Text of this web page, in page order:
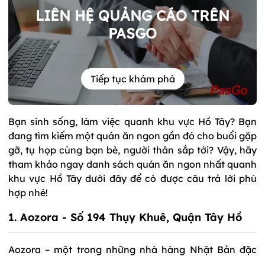
LIÊN HỆ QUẢNG CÁO TRÊN
PASGO
Tiếp tục khám phá
Bạn sinh sống, làm việc quanh khu vực Hồ Tây? Bạn
đang tìm kiếm một quán ăn ngon gần đó cho buổi gặp
gỡ, tụ họp cùng bạn bè, người thân sắp tới? Vậy, hãy
tham khảo ngay danh sách quán ăn ngon nhất quanh
khu vực Hồ Tây dưới đây để có được câu trả lời phù
hợp nhé!
1. Aozora - Số 194 Thụy Khuê, Quận Tây Hồ
Aozora – một trong những nhà hàng Nhật Bản đặc